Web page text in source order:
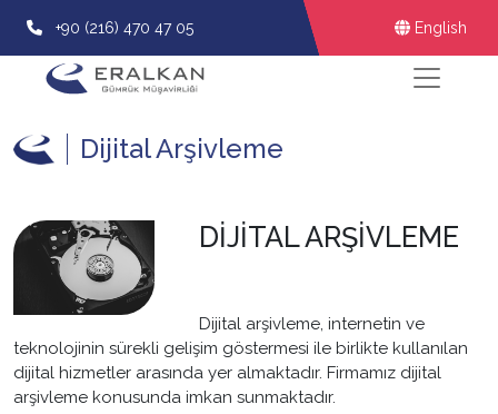
+90 (216) 470 47 05 English
Dijital Arşivleme
DİJİTAL ARŞİVLEME
Dijital arşivleme, internetin ve
teknolojinin sürekli gelişim göstermesi ile birlikte kullanılan
dijital hizmetler arasında yer almaktadır. Firmamız dijital
arşivleme konusunda imkan sunmaktadır.